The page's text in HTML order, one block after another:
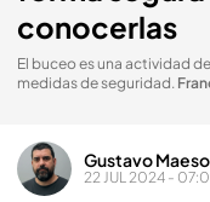
conocerlas
El buceo es una actividad
medidas de seguridad.
Gustavo Maeso
22 JUL 2024 -